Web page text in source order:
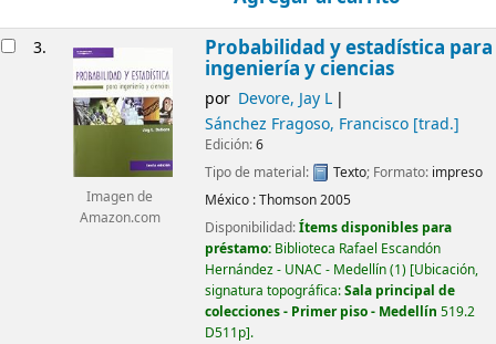
3.
Imagen de
Amazon.com
Probabilidad y estadística para
ingeniería y ciencias
por Devore, Jay L
Sánchez Fragoso, Francisco[trad.]
Edición:6
Tipo de material:
Texto; Formato: impreso
México :Thomson2005
Disponibilidad:Ítems disponibles para
préstamo: Biblioteca Rafael Escandón
Hernández - UNAC - Medellín(1) Ubicación,
signatura topográfica:Sala principal de
colecciones - Primer piso - Medellín 519.2
D511p .